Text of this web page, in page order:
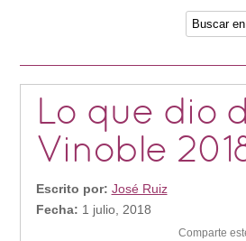
Lo que dio
Vinoble
Escrito por: José Ruiz
Fecha: 1 julio, 2018
Comparte